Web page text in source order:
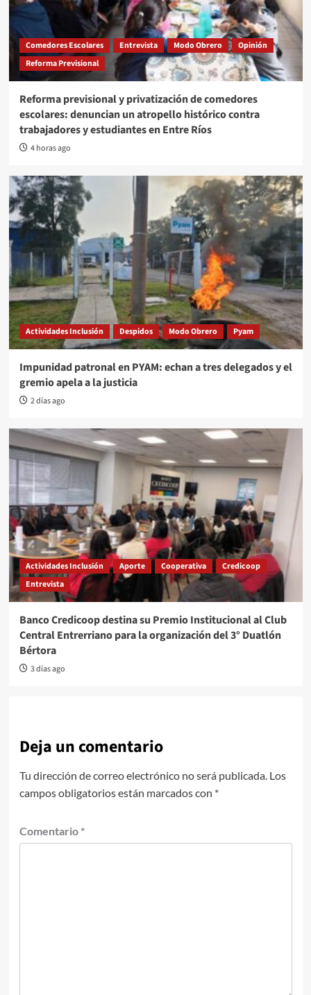
Comedores Escolares Entrevista Modo Obrero
Opinión
Reforma Previsional
Reforma previsional y privatización de comedores
escolares: denuncian un atropello histórico contra
trabajadores y estudiantes en Entre Ríos
4 horas ago
Actividades Inclusión Despidos Modo Obrero Pyam
Impunidad patronal en PYAM: echan a tres delegados y el
gremio apela a la justicia
2 días ago
Actividades Inclusión Aporte Cooperativa
Credicoop
Entrevista
Banco Credicoop destina su Premio Institucional al Club
Central Entrerriano para la organización del 3° Duatlón
Bértora
3 días ago
Deja un comentario
Tu dirección de correo electrónico no será publicada. Los
campos obligatorios están marcados con *
Comentario *